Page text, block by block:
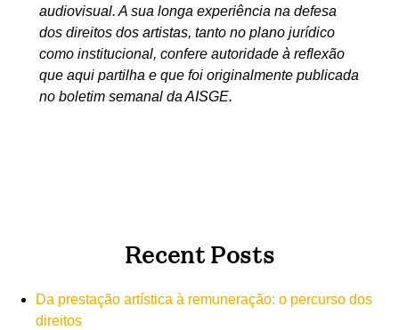
audiovisual. A sua longa experiência na defesa
dos direitos dos artistas, tanto no plano jurídico
como institucional, confere autoridade à reflexão
que aqui partilha e que foi originalmente publicada
no boletim semanal da AISGE.
Recent Posts
Da prestação artística à remuneração: o percurso dos
direitos